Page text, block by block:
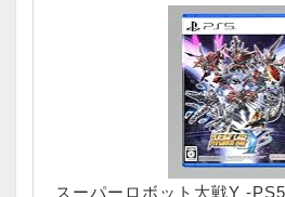
スーパーロボット大戦Y -